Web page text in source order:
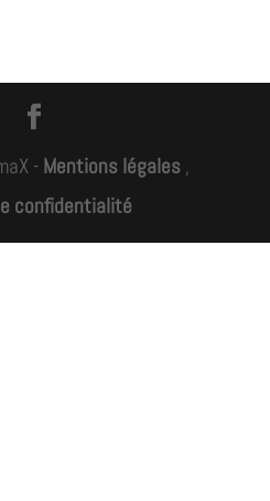
-Mentions légales ,
confidentialité